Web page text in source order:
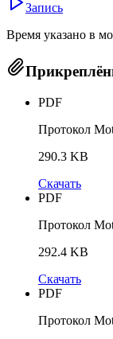
Запись
Время указано в
PDF
Протокол
290.3 KB
Скачать
PDF
Протокол
292.4 KB
Скачать
PDF
Протокол